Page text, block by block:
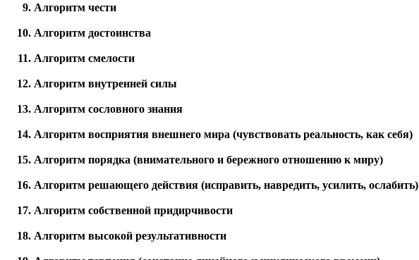
Алгоритм чести
Алгоритм достоинства
Алгоритм смелости
Алгоритм внутренней силы
Алгоритм сословного знания
Алгоритм восприятия внешнего мира (чувствовать реальность, как себя)
Алгоритм порядка (внимательного и бережного отношению к миру)
Алгоритм решающего действия (исправить, навредить, усилить, ослабить)
Алгоритм собственной придирчивости
Алгоритм высокой результативности